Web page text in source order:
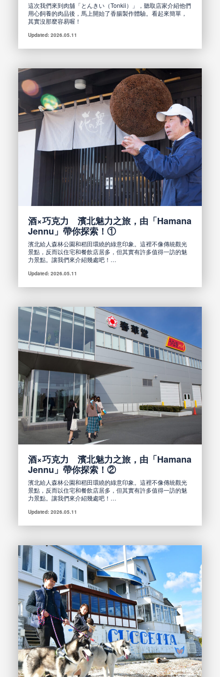
這次我們來到肉舖「とんきい（Tonkii）」，聽取店家介紹他們
用心飼養的肉品後，馬上開始了香腸製作體驗。看起來簡單，
其實沒那麼容易喔！
Updated: 2026.05.11
酒×巧克力 濱北魅力之旅，由「Hamana
Jennu」帶你探索！①
濱北給人森林公園和稻田環繞的綠意印象。這裡不像傳統觀光
景點，反而以住宅和餐飲店居多，但其實有許多值得一訪的魅
力景點。讓我們來介紹幾處吧！…
Updated: 2026.05.11
酒×巧克力 濱北魅力之旅，由「Hamana
Jennu」帶你探索！②
濱北給人森林公園和稻田環繞的綠意印象。這裡不像傳統觀光
景點，反而以住宅和餐飲店居多，但其實有許多值得一訪的魅
力景點。讓我們來介紹幾處吧！…
Updated: 2026.05.11